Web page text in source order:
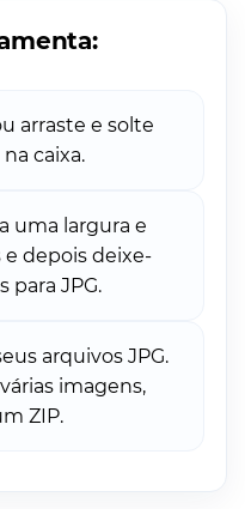
arraste e solte
caixa.
uma largura e
e depois deixe-
para JPG.
arquivos JPG.
imagens,
ZIP.